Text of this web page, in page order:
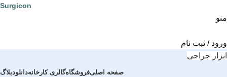
Surgicon
منو
ورود / ثبت نام
ابزار جراحی
صفحه اصلیفروشگاهگالری کارخانهدانلودبلاگ